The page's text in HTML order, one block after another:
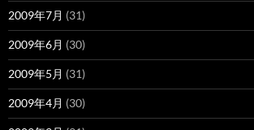
2009年7月 (31)
2009年6月 (30)
2009年5月 (31)
2009年4月 (30)